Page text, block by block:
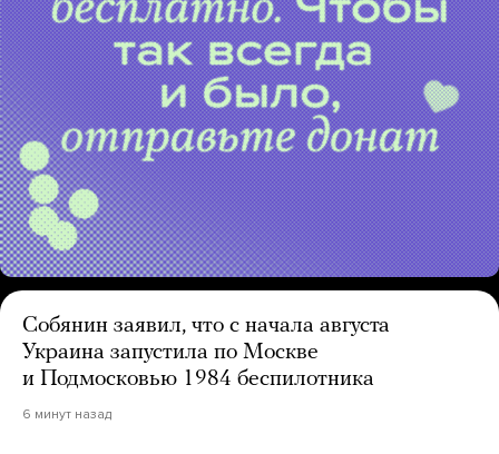
Собянин заявил, что с начала августа
Украина запустила по Москве
и Подмосковью 1984 беспилотника
6 минут назад